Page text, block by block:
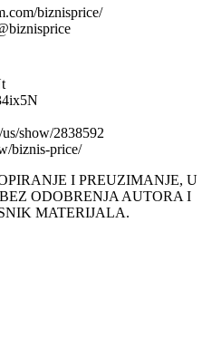
biznisprice/
show/2838592
biznis-price/
I PREUZIMANJE, U
ODOBRENJA AUTORA I
MATERIJALA.